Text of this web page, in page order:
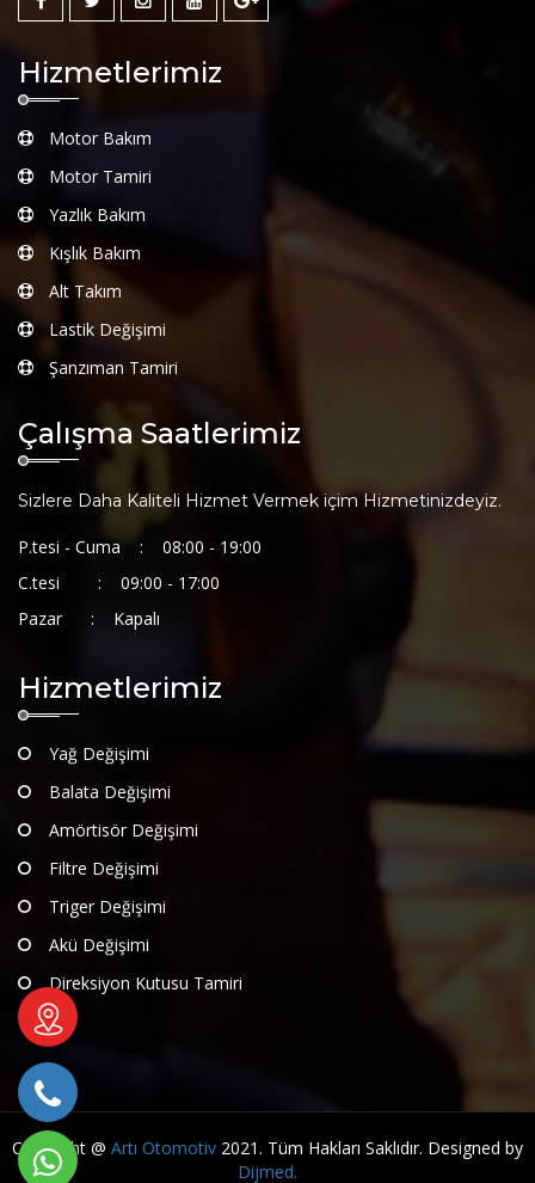
Hizmetlerimiz
Motor Bakım
Motor Tamiri
Yazlık Bakım
Kışlık Bakım
Alt Takım
Lastik Değişimi
Şanzıman Tamiri
Çalışma Saatlerimiz
Sizlere Daha Kaliteli Hizmet Vermek içim Hizmetinizdeyiz.
P.tesi - Cuma :
08:00 - 19:00
C.tesi :
09:00 - 17:00
Pazar :
Kapalı
Hizmetlerimiz
Yağ Değişimi
Balata Değişimi
Amörtisör Değişimi
Filtre Değişimi
Triger Değişimi
Akü Değişimi
Direksiyon Kutusu Tamiri
Copyright @ Artı Otomotiv 2021. Tüm Hakları Saklıdır. Designed by
Dijmed.